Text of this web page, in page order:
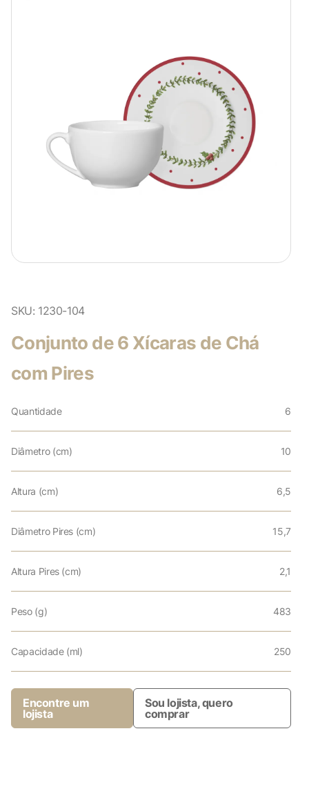
SKU: 1230-104
Conjunto de 6 Xícaras de Chá
com Pires
Quantidade 6
Diâmetro (cm) 10
Altura (cm) 6,5
Diâmetro Pires (cm) 15,7
Altura Pires (cm) 2,1
Peso (g) 483
Capacidade (ml) 250
Encontre um
lojista
Sou lojista, quero
comprar